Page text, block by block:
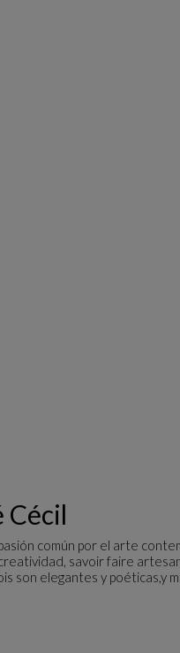
Cécil
común por el arte
savoir faire
son elegantes y poéticas,y